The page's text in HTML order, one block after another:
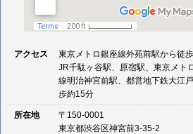
アクセス
東京メトロ銀座線外苑前駅から徒
JR千駄ヶ谷駅、原宿駅、東京メト
線明治神宮前駅、都営地下鉄大江
歩約15分
所在地
〒150-0001
東京都渋谷区神宮前3-35-2